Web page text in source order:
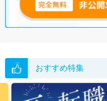
無料転職支援サービス
にお申し
グした上で求人をご提案いたしま
い。
おすすめ特集